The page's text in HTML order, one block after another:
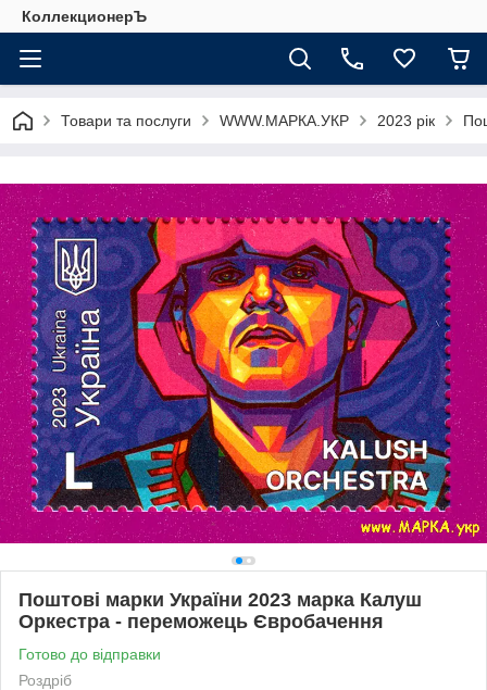
КоллекционерЪ
Товари та послуги WWW.МАРКА.УКР 2023 рік
Поштові марки України 2023 марка Калуш
Оркестра - переможець Євробачення
Готово до відправки
Роздріб